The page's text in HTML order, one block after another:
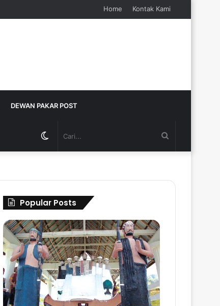
Home Kontak Kami
DEWAN PAKAR POST
Switch
Popular Posts